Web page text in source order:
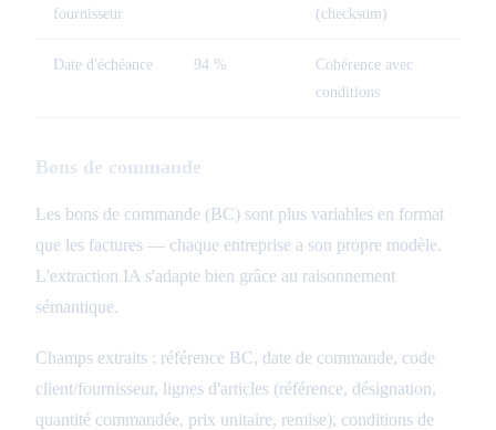
fournisseur (checksum)
Date d'échéance 94 %
Cohérence avec
conditions
Bons de commande
Les bons de commande (BC) sont plus variables en format
que les factures — chaque entreprise a son propre modèle.
L'extraction IA s'adapte bien grâce au raisonnement
sémantique.
Champs extraits : référence BC, date de commande, code
client/fournisseur, lignes d'articles (référence, désignation,
quantité commandée, prix unitaire, remise), conditions de